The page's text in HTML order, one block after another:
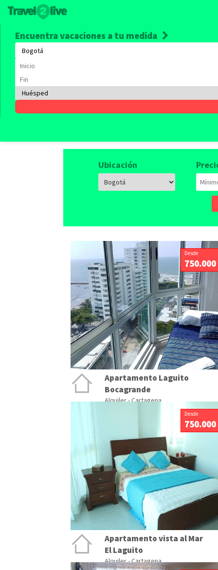
Encuentra vacaciones a tu medida
Ubicación
Desde
750.000
Apartamento Laguito
Bocagrande
Alquiler - Cartagena
Desde
750.000
Apartamento vista al Mar
El Laguito
Alquiler - Cartagena